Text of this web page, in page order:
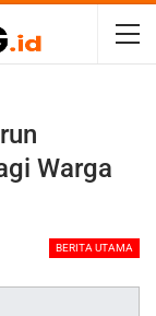
Warga
BERITA UTAMA